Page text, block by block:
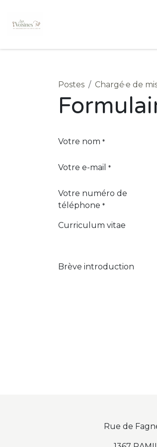
Postes Chargé·e de
Votre nom *
Votre e-mail *
Votre numéro de
téléphone *
Curriculum vitae
Brève introduction
Rue de